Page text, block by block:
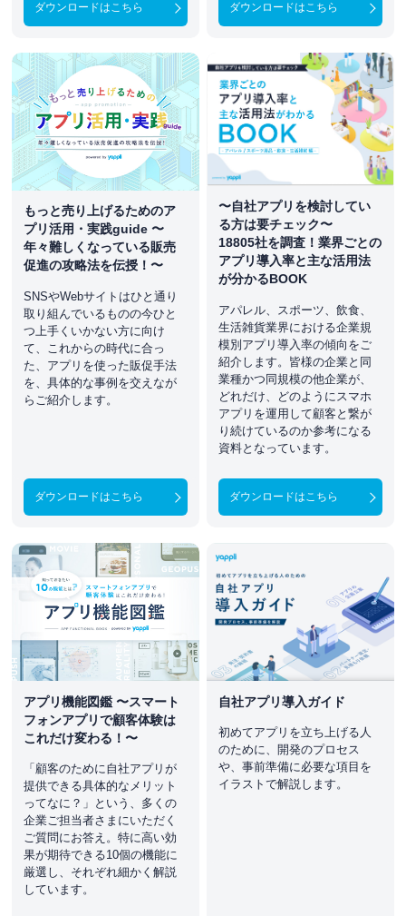
ダウンロードはこちら ダウンロードはこちら
もっと売り上げるためのア
プリ活用・実践guide 〜
年々難しくなっている販売
促進の攻略法を伝授！〜
SNSやWebサイトはひと通り
取り組んでいるものの今ひと
つ上手くいかない方に向け
て、これからの時代に合っ
た、アプリを使った販促手法
を、具体的な事例を交えなが
らご紹介します。
ダウンロードはこちら
〜自社アプリを検討してい
る方は要チェック〜
18805社を調査！業界ごとの
アプリ導入率と主な活用法
が分かるBOOK
アパレル、スポーツ、飲食、
生活雑貨業界における企業規
模別アプリ導入率の傾向をご
紹介します。皆様の企業と同
業種かつ同規模の他企業が、
どれだけ、どのようにスマホ
アプリを運用して顧客と繋が
り続けているのか参考になる
資料となっています。
ダウンロードはこちら
アプリ機能図鑑 〜スマート
フォンアプリで顧客体験は
これだけ変わる！〜
「顧客のために自社アプリが
提供できる具体的なメリット
ってなに？」という、多くの
企業ご担当者さまにいただく
ご質問にお答え。特に高い効
果が期待できる10個の機能に
厳選し、それぞれ細かく解説
しています。
自社アプリ導入ガイド
初めてアプリを立ち上げる人
のために、開発のプロセス
や、事前準備に必要な項目を
イラストで解説します。